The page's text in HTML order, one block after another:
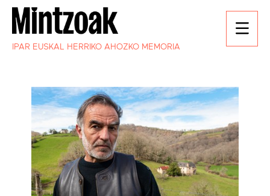
IPAR EUSKAL HERRIKO AHOZKO MEMORIA